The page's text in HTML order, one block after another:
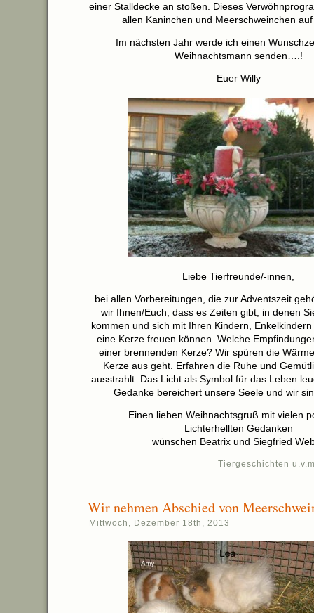
einer Stalldecke an stoßen. Dieses
allen Kaninchen und Meerschweinchen
Im nächsten Jahr werde ich einen
Weihnachtsmann senden….!
Euer Willy
Liebe Tierfreunde/-innen,
bei allen Vorbereitungen, die zur Adventszeit
wir Ihnen/Euch, dass es Zeiten gibt, in denen
kommen und sich mit Ihren Kindern,
eine Kerze freuen können. Welche
einer brennenden Kerze? Wir spüren die
Kerze aus geht. Erfahren die Ruhe und
ausstrahlt. Das Licht als Symbol für das Leben
Gedanke bereichert unsere Seele und wir
Einen lieben Weihnachtsgruß mit vielen
Lichterhellten Gedanken
wünschen Beatrix und Siegfried
Tiergeschichten
Wir nehmen Abschied von
Mittwoch, Dezember 18th, 2013